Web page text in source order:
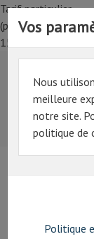
Tarif particulier,
(professionnel,
15%)
07 69
Vos
Nous
meilleure
notre site.
politique de
Politique